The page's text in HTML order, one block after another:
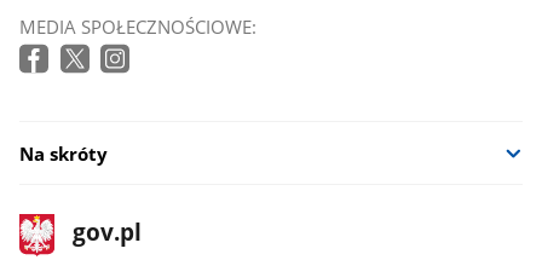
MEDIA SPOŁECZNOŚCIOWE:
Na skróty
stopka
gov.pl
Strona
gov.pl